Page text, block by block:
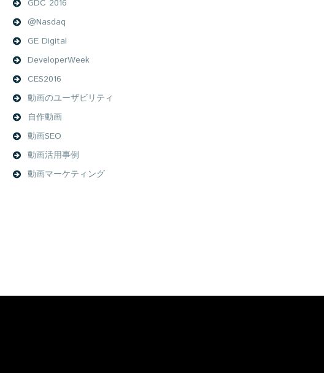
GDC 2016
@Nasdaq
GE Digital
DeveloperWeek
CES2016
動画のユーザビリティ
自作動画
動画SEO
動画活用事例
動画マーケティング